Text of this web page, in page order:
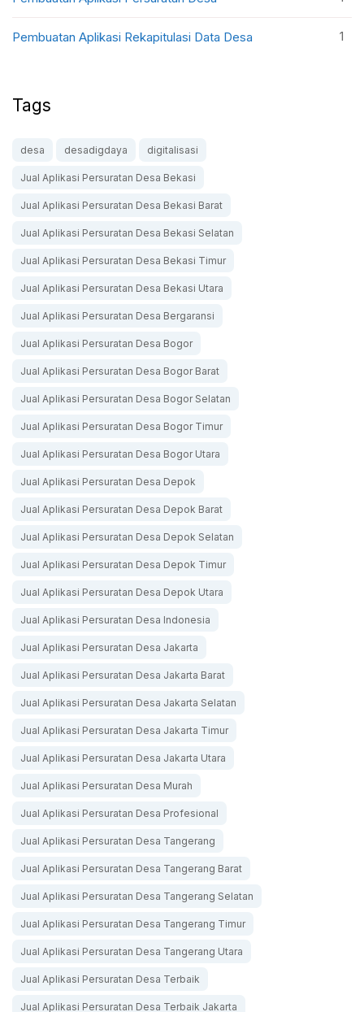
Pembuatan Aplikasi Rekapitulasi Data Desa 1
Tags
desa desadigdaya digitalisasi
Jual Aplikasi Persuratan Desa Bekasi
Jual Aplikasi Persuratan Desa Bekasi Barat
Jual Aplikasi Persuratan Desa Bekasi Selatan
Jual Aplikasi Persuratan Desa Bekasi Timur
Jual Aplikasi Persuratan Desa Bekasi Utara
Jual Aplikasi Persuratan Desa Bergaransi
Jual Aplikasi Persuratan Desa Bogor
Jual Aplikasi Persuratan Desa Bogor Barat
Jual Aplikasi Persuratan Desa Bogor Selatan
Jual Aplikasi Persuratan Desa Bogor Timur
Jual Aplikasi Persuratan Desa Bogor Utara
Jual Aplikasi Persuratan Desa Depok
Jual Aplikasi Persuratan Desa Depok Barat
Jual Aplikasi Persuratan Desa Depok Selatan
Jual Aplikasi Persuratan Desa Depok Timur
Jual Aplikasi Persuratan Desa Depok Utara
Jual Aplikasi Persuratan Desa Indonesia
Jual Aplikasi Persuratan Desa Jakarta
Jual Aplikasi Persuratan Desa Jakarta Barat
Jual Aplikasi Persuratan Desa Jakarta Selatan
Jual Aplikasi Persuratan Desa Jakarta Timur
Jual Aplikasi Persuratan Desa Jakarta Utara
Jual Aplikasi Persuratan Desa Murah
Jual Aplikasi Persuratan Desa Profesional
Jual Aplikasi Persuratan Desa Tangerang
Jual Aplikasi Persuratan Desa Tangerang Barat
Jual Aplikasi Persuratan Desa Tangerang Selatan
Jual Aplikasi Persuratan Desa Tangerang Timur
Jual Aplikasi Persuratan Desa Tangerang Utara
Jual Aplikasi Persuratan Desa Terbaik
Jual Aplikasi Persuratan Desa Terbaik Jakarta